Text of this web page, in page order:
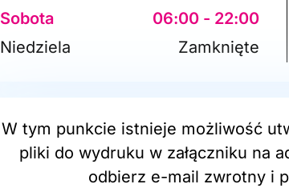
Sobota
06:00 - 22:00
Niedziela
Zamknięte
W tym punkcie istnieje możliwość
pliki do wydruku w załączniku na
odbierz e-mail zwrotny i